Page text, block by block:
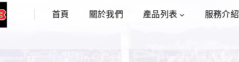
首頁 關於我們 產品列表 服務介紹